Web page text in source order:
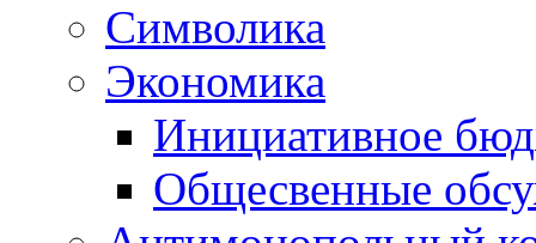
Символика
Экономика
Инициативное
Общесвенные